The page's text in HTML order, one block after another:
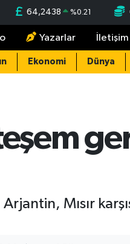
64,2438 %0.21
Yazarlar İletişim
Ekonomi Dünya
Mısır